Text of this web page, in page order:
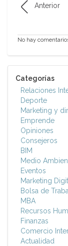
Anterior
No hay
Categorías
Relaciones
Deporte
Marketing y
Emprende
Opiniones
Consejeros
BIM
Medio
Eventos
Marketing
Bolsa de
MBA
Recursos
Finanzas
Comercio
Actualidad